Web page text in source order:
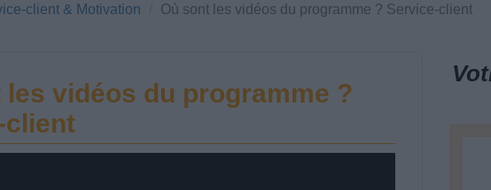
client & Motivation Où sont les vidéos du programme ? Service-client
les vidéos du programme ?
client